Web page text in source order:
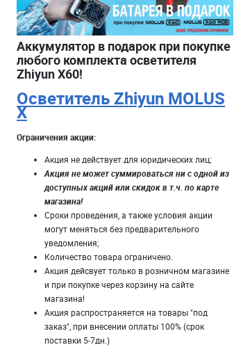
Аккумулятор в подарок при покупке
любого комплекта осветителя
Zhiyun X60!
Осветитель Zhiyun MOLUS
X
Ограничения акции:
Акция не действует для юридических лиц;
Акция не может суммироваться ни с одной из
доступных акций или скидок в т.ч. по карте
магазина!
Сроки проведения, а также условия акции
могут меняться без предварительного
уведомления;
Количество товара ограничено.
Акция дейсвует только в розничном магазине
и при покупке через корзину на сайте
магазина!
Акция распространяется на товары "под
заказ", при внесении оплаты 100% (срок
поставки 5-7дн.)